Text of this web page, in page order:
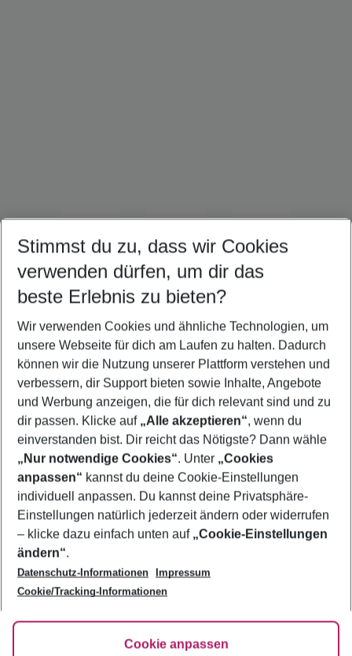
Urlaub St. Petersburg
Familienurlaub St. Petersburg
Flug & Hotel St. Petersburg
Footer
Footer navigation
Über uns
AGB
Bestpreisgarantie
Cookie-Einstellungen ändern
Cookie-Richtlinie
Agenturbetreuung
Barrierefreies Reisen
HanseMerkur Reiseversicherung
Folge uns
Stimmst du zu, dass wir Cookies
verwenden dürfen, um dir das
beste Erlebnis zu bieten?
Wir verwenden Cookies und ähnliche Technologien, um
unsere Webseite für dich am Laufen zu halten. Dadurch
können wir die Nutzung unserer Plattform verstehen und
verbessern, dir Support bieten sowie Inhalte, Angebote
und Werbung anzeigen, die für dich relevant sind und zu
dir passen. Klicke auf „Alle akzeptieren“, wenn du
einverstanden bist. Dir reicht das Nötigste? Dann wähle
„Nur notwendige Cookies“. Unter „Cookies
anpassen“ kannst du deine Cookie-Einstellungen
individuell anpassen. Du kannst deine Privatsphäre-
Einstellungen natürlich jederzeit ändern oder widerrufen
– klicke dazu einfach unten auf „Cookie-Einstellungen
ändern“.
Datenschutz-Informationen
Impressum
Cookie/Tracking-Informationen
Cookie anpassen